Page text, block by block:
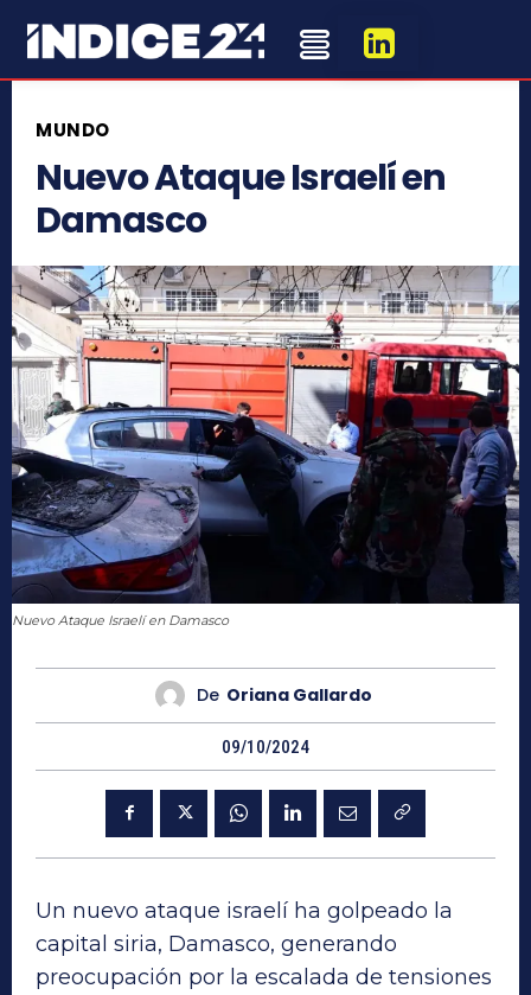
MUNDO
Nuevo Ataque Israelí en
Damasco
Nuevo Ataque Israelí en Damasco
De Oriana Gallardo
09/10/2024
Un nuevo ataque israelí ha golpeado la
capital siria, Damasco, generando
preocupación por la escalada de tensiones